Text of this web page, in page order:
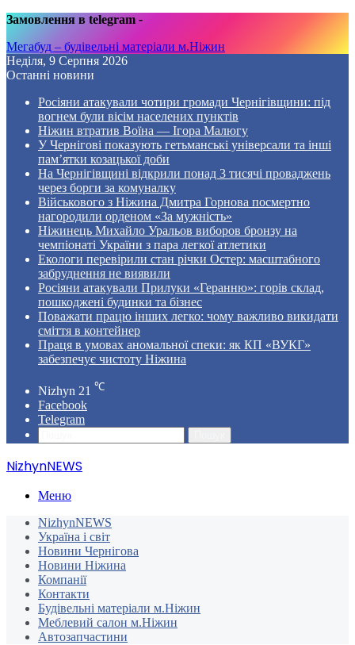
Замовлення в telegram -
Мегабуд – будівельні матеріали м.Ніжин
Неділя, 9 Серпня 2026
Останні новини
Росіяни атакували чотири громади Чернігівщини: під
вогнем були вісім населених пунктів
Ніжин втратив Воїна — Ігора Малюгу
У Чернігові показують гетьманські універсали та інші
пам’ятки козацької доби
На Чернігівщині відкрили понад 3 тисячі проваджень
через борги за комуналку
Військового з Ніжина Дмитра Горнова посмертно
нагородили орденом «За мужність»
Ніжинець Михайло Уральов виборов бронзу на
чемпіонаті України з пара легкої атлетики
Екологи перевірили стан річки Остер: масштабного
забруднення не виявили
Росіяни атакували Прилуки «Геранню»: горів склад,
пошкоджені будинки та бізнес
Поважати працю інших легко: чому важливо викидати
сміття в контейнер
Праця в умовах аномальної спеки: як КП «ВУКГ»
забезпечує чистоту Ніжина
Nizhyn 21 ℃
Facebook
Telegram
NizhynNEWS
Меню
NizhynNEWS
Україна і світ
Новини Чернігова
Новини Ніжина
Компанії
Контакти
Будівельні матеріали м.Ніжин
Меблевий салон м.Ніжин
Автозапчастини